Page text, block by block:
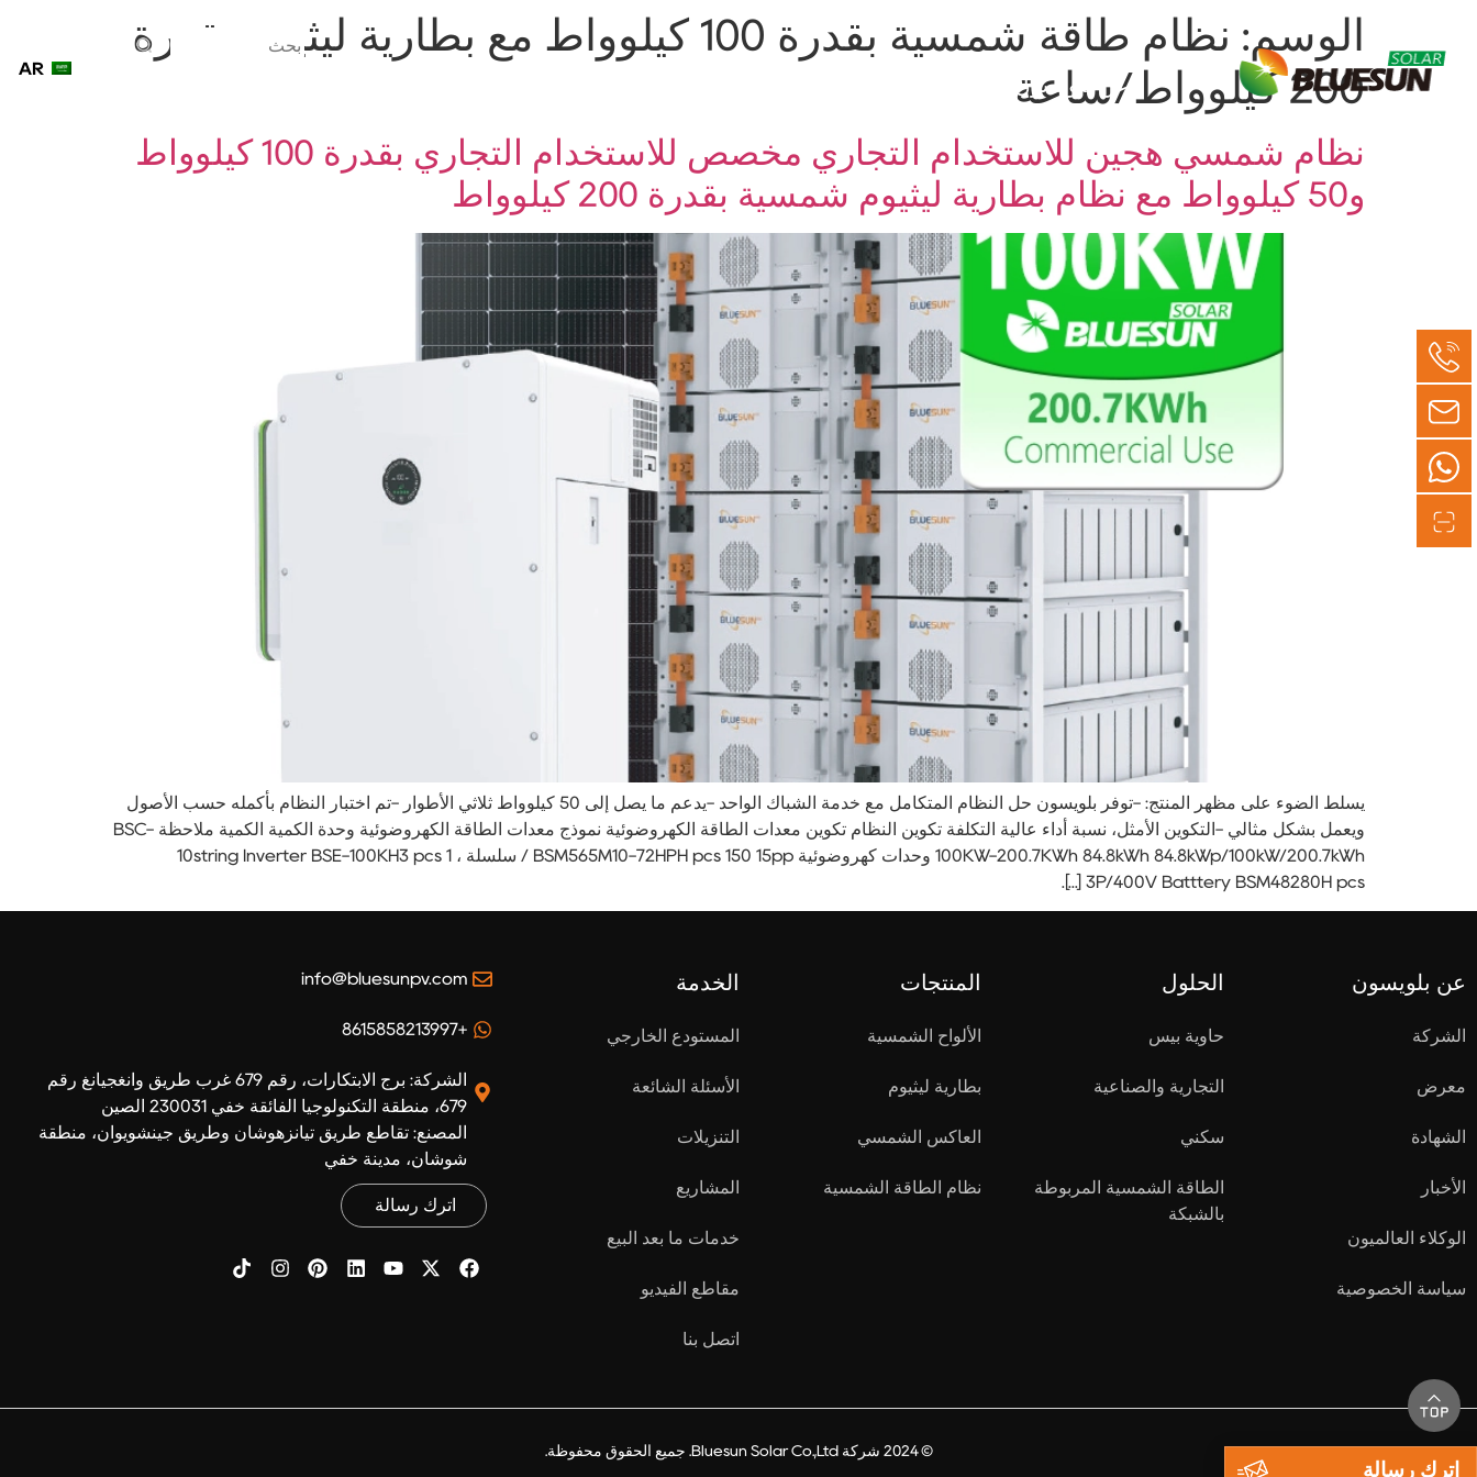
عن بلويسون
الوسم:
نظام طاقة شمسية بقدرة 100 كيلوواط مع بطارية ليثيوم بقدرة
200 كيلوواط/ساعة
نظام شمسي هجين للاستخدام التجاري مخصص للاستخدام التجاري بقدرة 100 كيلوواط
و50 كيلوواط مع نظام بطارية ليثيوم شمسية بقدرة 200 كيلوواط
يسلط الضوء على مظهر المنتج: -توفر بلويسون حل النظام المتكامل مع خدمة الشباك الواحد -يدعم ما يصل إلى 50 كيلوواط ثلاثي الأطوار -تم اختبار النظام بأكمله حسب الأصول
ويعمل بشكل مثالي -التكوين الأمثل، نسبة أداء عالية التكلفة تكوين النظام تكوين معدات الطاقة الكهروضوئية نموذج معدات الطاقة الكهروضوئية وحدة الكمية الكمية ملاحظة BSC-
100KW-200.7KWh 84.8kWh 84.8kWp/100kW/200.7kWh وحدات كهروضوئية BSM565M10-72HPH pcs 150 15pp / سلسلة ، 10string Inverter BSE-100KH3 pcs 1
3P/400V Batttery BSM48280H pcs [...].
عن بلويسون
الشركة
معرض
الشهادة
الأخبار
الوكلاء العالميون
سياسة الخصوصية
الحلول
حاوية بيس
التجارية والصناعية
سكني
الطاقة الشمسية المربوطة
بالشبكة
المنتجات
الألواح الشمسية
بطارية ليثيوم
العاكس الشمسي
نظام الطاقة الشمسية
الخدمة
المستودع الخارجي
الأسئلة الشائعة
التنزيلات
المشاريع
خدمات ما بعد البيع
مقاطع الفيديو
اتصل بنا
info@bluesunpv.com
+8615858213997
الشركة: برج الابتكارات، رقم 679 غرب طريق وانغجيانغ رقم
679، منطقة التكنولوجيا الفائقة خفي 230031 الصين
المصنع: تقاطع طريق تيانزهوشان وطريق جينشويوان، منطقة
شوشان، مدينة خفي
اترك رسالة
© 2024 شركة Bluesun Solar Co.,Ltd. جميع الحقوق محفوظة.
اترك رسالة